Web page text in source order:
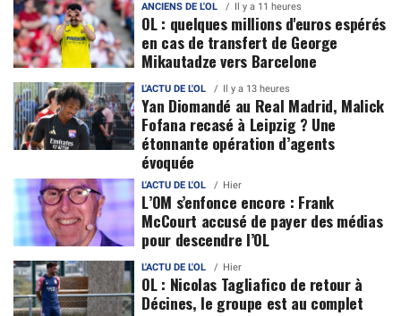
ANCIENS DE L'OL Il y a 11 heures
OL : quelques millions d'euros espérés
en cas de transfert de George
Mikautadze vers Barcelone
L'ACTU DE L'OL Il y a 13 heures
Yan Diomandé au Real Madrid, Malick
Fofana recasé à Leipzig ? Une
étonnante opération d’agents
évoquée
L'ACTU DE L'OL Hier
L’OM s’enfonce encore : Frank
McCourt accusé de payer des médias
pour descendre l’OL
L'ACTU DE L'OL Hier
OL : Nicolas Tagliafico de retour à
Décines, le groupe est au complet